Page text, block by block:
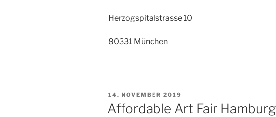
Herzogspitalstrasse 10
80331 München
VERÖFFENTLICHT
AM
14. NOVEMBER 2019
Affordable Art Fair Hamburg